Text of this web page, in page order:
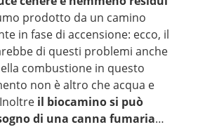
prodotto da un camino
in fase di accensione: ecco, il
di questi problemi anche
combustione in questo
non è altro che acqua e
il biocamino si può
di una canna fumaria…